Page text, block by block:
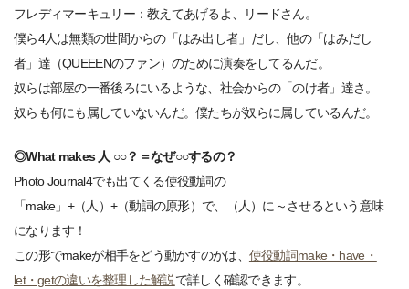
フレディマーキュリー：教えてあげるよ、リードさん。
僕ら4人は無類の世間からの「はみ出し者」だし、他の「はみだし
者」達（QUEEENのファン）のために演奏をしてるんだ。
奴らは部屋の一番後ろにいるような、社会からの「のけ者」達さ。
奴らも何にも属していないんだ。僕たちが奴らに属しているんだ。
◎What makes 人 ○○？＝なぜ○○するの？
Photo Journal4でも出てくる使役動詞の
「make」+（人）+（動詞の原形）で、（人）に～させるという意味
になります！
この形でmakeが相手をどう動かすのかは、 使役動詞make・have・
let・getの違いを整理した解説で詳しく確認できます。